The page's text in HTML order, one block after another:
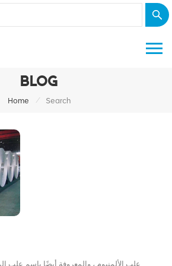
BLOG
Home / Search
علب الألمنيوم ، والمعروفة أيضًا باسم علب